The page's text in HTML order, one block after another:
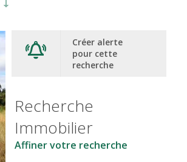
Créer alerte
pour cette
recherche
Recherche
Immobilier
Affiner votre recherche